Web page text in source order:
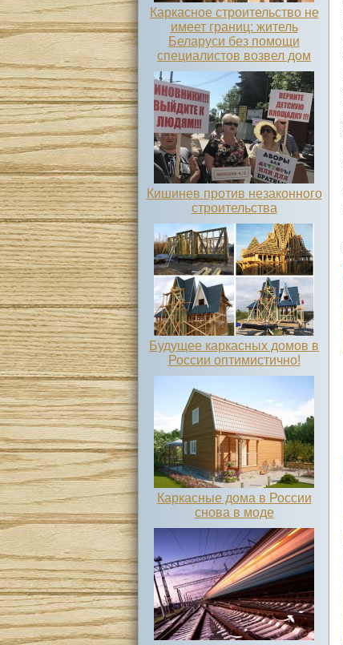
Каркасное строительство не
имеет границ: житель
Беларуси без помощи
специалистов возвел дом
Кишинев против незаконного
строительства
Будущее каркасных домов в
России оптимистично!
Каркасные дома в России
снова в моде